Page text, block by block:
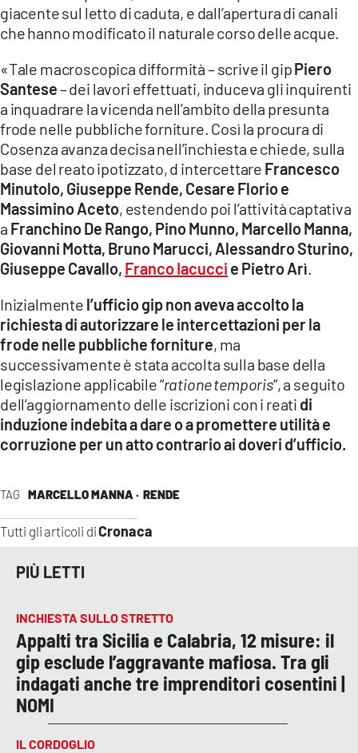
TAG MARCELLO MANNA · RENDE
Tutti gli articoli diCronaca
giacente sul letto di caduta, e dall’apertura di canali
che hanno modificato il naturale corso delle acque.
«Tale macroscopica difformità – scrive il gipPiero
Santese– dei lavori effettuati, induceva gli inquirenti
a inquadrare la vicenda nell’ambito della presunta
frode nelle pubbliche forniture. Così la procura di
Cosenza avanza decisa nell’inchiesta e chiede, sulla
base del reato ipotizzato, d intercettare Francesco
Minutolo, Giuseppe Rende, Cesare Florio e
Massimino Aceto, estendendo poi l’attività captativa
a Franchino De Rango, Pino Munno, Marcello Manna,
Giovanni Motta, Bruno Marucci, Alessandro Sturino,
Giuseppe Cavallo, Franco Iacucci e Pietro Arì
Inizialmente l’ufficio gip non aveva accolto la
richiesta di autorizzare le intercettazioni per la
frode nelle pubbliche forniture, ma
successivamente è stata accolta sulla base della
legislazione applicabile “ratione temporis“, a seguito
dell’aggiornamento delle iscrizioni con i reati di
induzione indebita a dare o a promettere utilità e
corruzione per un atto contrario ai doveri d’ufficio.
PIÙ LETTI
INCHIESTA SULLO STRETTO
Appalti tra Sicilia e Calabria, 12 misure: il
gip esclude l’aggravante mafiosa. Tra gli
indagati anche tre imprenditori cosentini |
NOMI
IL CORDOGLIO